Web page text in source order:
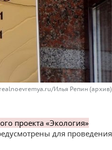
Илья Репин (архив)
проекта «Экология»
для проведения